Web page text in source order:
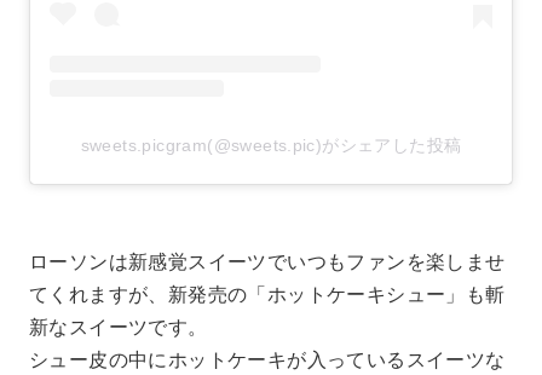
sweets.picgram(@sweets.pic)がシェアした投稿
ローソンは新感覚スイーツでいつもファンを楽しませ
てくれますが、新発売の「ホットケーキシュー」も斬
新なスイーツです。
シュー皮の中にホットケーキが入っているスイーツな